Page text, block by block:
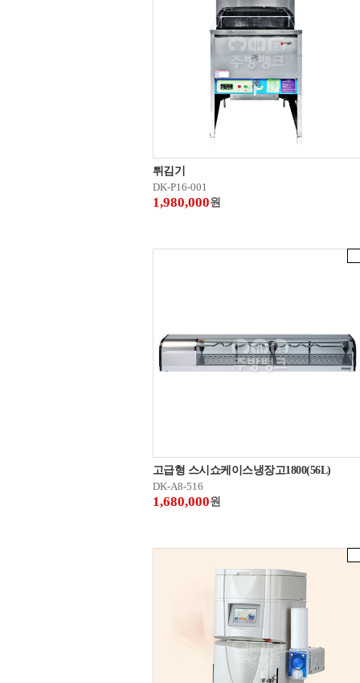
튀김기
DK-P16-001
1,980,000원
고급형 스시쇼케이스냉장고1800(56L)
DK-A8-516
1,680,000원